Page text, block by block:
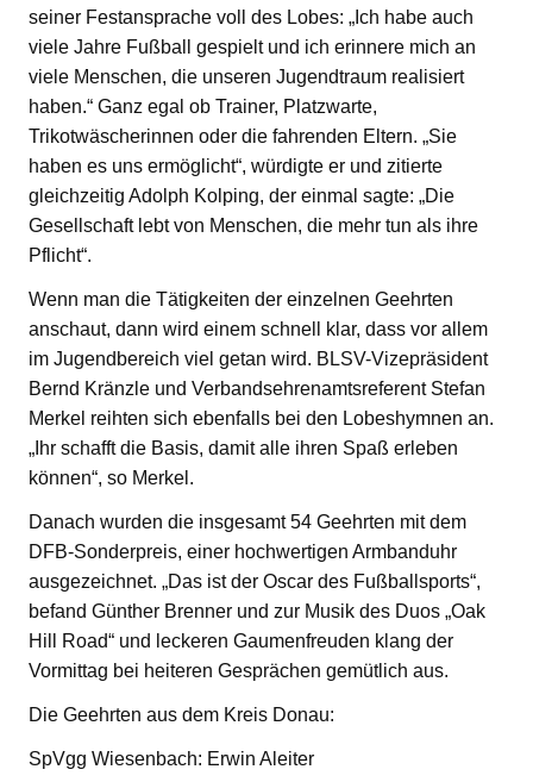
seiner Festansprache voll des Lobes: „Ich habe auch
viele Jahre Fußball gespielt und ich erinnere mich an
viele Menschen, die unseren Jugendtraum realisiert
haben.“ Ganz egal ob Trainer, Platzwarte,
Trikotwäscherinnen oder die fahrenden Eltern. „Sie
haben es uns ermöglicht“, würdigte er und zitierte
gleichzeitig Adolph Kolping, der einmal sagte: „Die
Gesellschaft lebt von Menschen, die mehr tun als ihre
Pflicht“.
Wenn man die Tätigkeiten der einzelnen Geehrten
anschaut, dann wird einem schnell klar, dass vor allem
im Jugendbereich viel getan wird. BLSV-Vizepräsident
Bernd Kränzle und Verbandsehrenamtsreferent Stefan
Merkel reihten sich ebenfalls bei den Lobeshymnen an.
„Ihr schafft die Basis, damit alle ihren Spaß erleben
können“, so Merkel.
Danach wurden die insgesamt 54 Geehrten mit dem
DFB-Sonderpreis, einer hochwertigen Armbanduhr
ausgezeichnet. „Das ist der Oscar des Fußballsports“,
befand Günther Brenner und zur Musik des Duos „Oak
Hill Road“ und leckeren Gaumenfreuden klang der
Vormittag bei heiteren Gesprächen gemütlich aus.
Die Geehrten aus dem Kreis Donau:
SpVgg Wiesenbach: Erwin Aleiter